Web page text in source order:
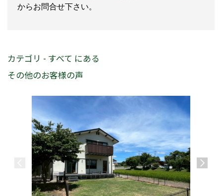
からお問合せ下さい。
カテゴリ - すべて にある
その他のお客様の声